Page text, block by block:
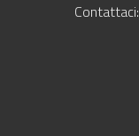
Contattaci: